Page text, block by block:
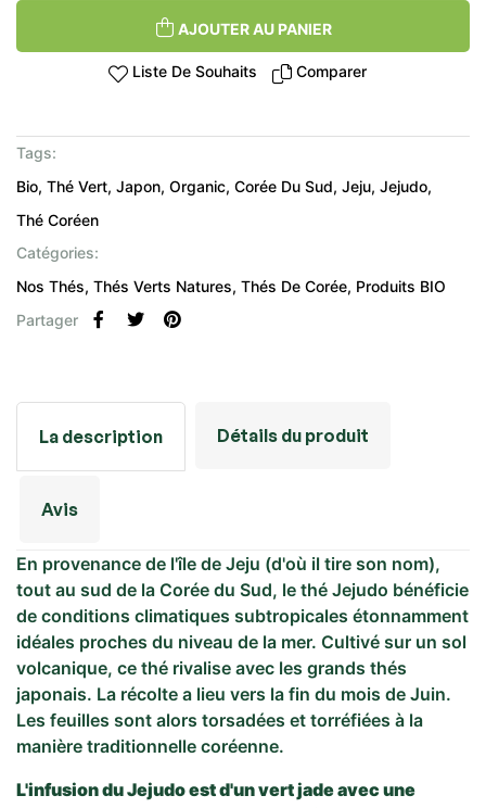
AJOUTER AU PANIER
Liste De Souhaits Comparer
Tags:
Bio Thé Vert Japon Organic Corée Du Sud Jeju Jejudo
Thé Coréen
Catégories:
Nos Thés Thés Verts Natures Thés De Corée Produits BIO
Partager
La description Détails du produit
Avis
En provenance de l'île de Jeju (d'où il tire son nom),
tout au sud de la Corée du Sud, le thé Jejudo bénéficie
de conditions climatiques subtropicales étonnamment
idéales proches du niveau de la mer. Cultivé sur un sol
volcanique, ce thé rivalise avec les grands thés
japonais. La récolte a lieu vers la fin du mois de Juin.
Les feuilles sont alors torsadées et torréfiées à la
manière traditionnelle coréenne.
L'infusion du Jejudo est d'un vert jade avec une